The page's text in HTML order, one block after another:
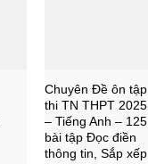
Chuyên Đề ôn tập
thi TN THPT 2025
– Tiếng Anh – 125
bài tập Đọc điền
thông tin, Sắp xếp